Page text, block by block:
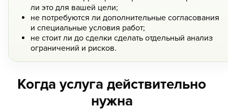
ли это для вашей цели;
не потребуются ли дополнительные согласования
и специальные условия работ;
не стоит ли до сделки сделать отдельный анализ
ограничений и рисков.
Когда услуга действительно
нужна